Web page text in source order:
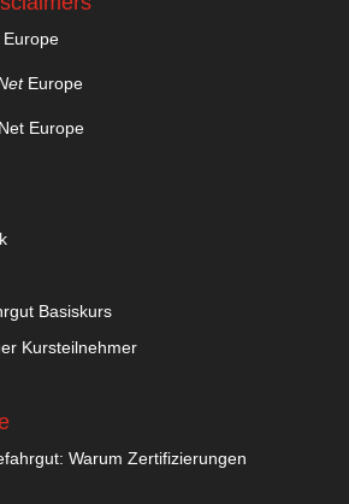
Europe
Europe
Basiskurs
Kursteilnehmer
Warum Zertifizierungen